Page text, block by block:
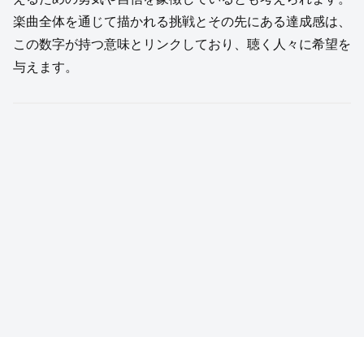
楽曲全体を通じて描かれる挑戦とその先にある達成感は、
この数字が持つ意味とリンクしており、聴く人々に希望を
与えます。